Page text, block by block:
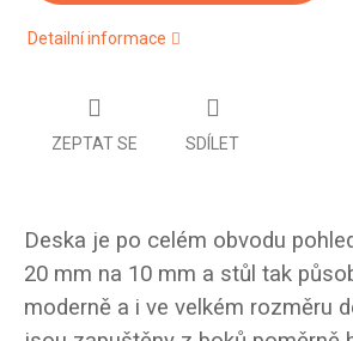
Detailní informace
ZEPTAT SE SDÍLET
Deska je po celém obvodu
20 mm na 10 mm a stůl tak
moderně a i ve velkém rozměru